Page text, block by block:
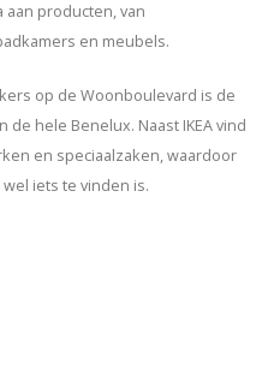
producten, van
en meubels.
op de Woonboulevard is de
de hele Benelux. Naast IKEA vind
en speciaalzaken, waardoor
iets te vinden is.